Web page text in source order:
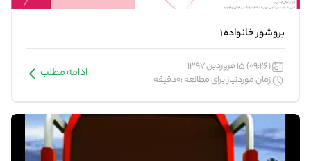
بروشور خانواده 1
(09:26) 15 فروردین 1397
زمان موردنیاز برای مطالعه :0دقیقه
ادامه مطلب